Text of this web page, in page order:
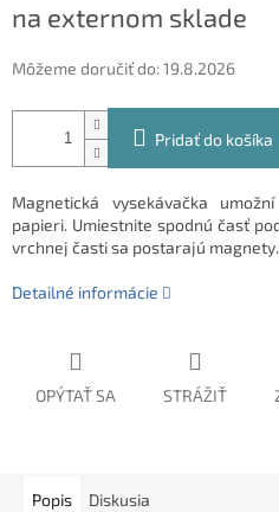
cena:
na externom sklade
Môžeme doručiť do:19.8.2026
Pridať do košíka
Magnetická vysekávačka
papieri. Umiestnite spodnú časť
vrchnej časti sa postarajú magnety.
Detailné informácie
OPÝTAŤ SA STRÁŽIŤ
Popis Diskusia